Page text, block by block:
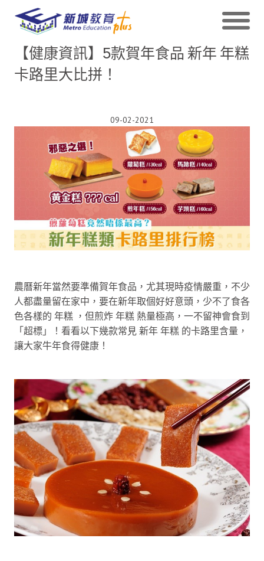
【健康資訊】5款賀年食品 新年 年糕
卡路里大比拼！
09-02-2021
農曆新年當然要準備賀年食品，尤其現時疫情嚴重，不少
人都盡量留在家中，要在新年取個好好意頭，少不了食各
色各樣的 年糕 ，但煎炸 年糕 熱量極高，一不留神會食到
「超標」！看看以下幾款常見 新年 年糕 的卡路里含量，
讓大家牛年食得健康！